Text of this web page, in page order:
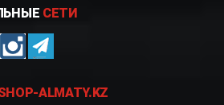
СЕТИ
ALMATY.KZ